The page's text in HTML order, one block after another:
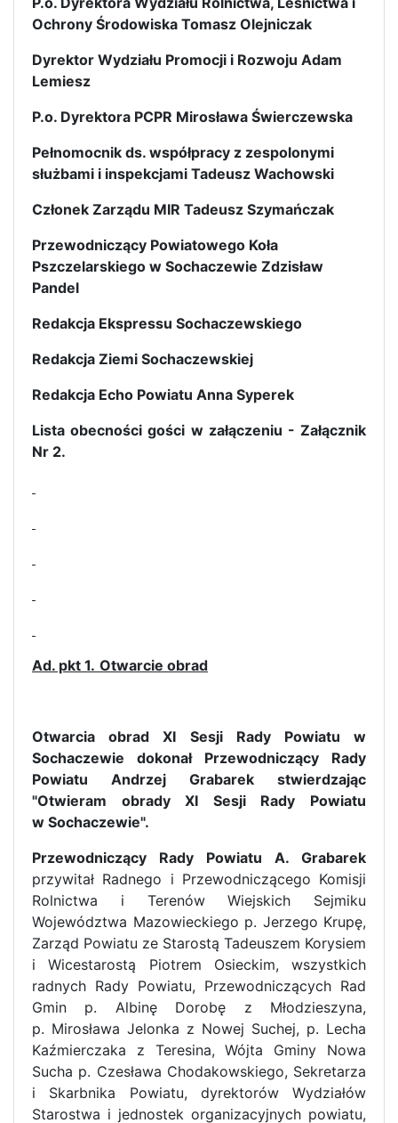
Ochrony Środowiska Tomasz Olejniczak
Dyrektor Wydziału Promocji i Rozwoju Adam
Lemiesz
P.o. Dyrektora PCPR Mirosława Świerczewska
Pełnomocnik ds. współpracy z zespolonymi
służbami i inspekcjami Tadeusz Wachowski
Członek Zarządu MIR Tadeusz Szymańczak
Przewodniczący Powiatowego Koła
Pszczelarskiego w Sochaczewie Zdzisław
Pandel
Redakcja Ekspressu Sochaczewskiego
Redakcja Ziemi Sochaczewskiej
Redakcja Echo Powiatu Anna Syperek
Lista obecności gości w załączeniu - Załącznik
Nr 2.
Ad. pkt 1. Otwarcie obrad
Otwarcia obrad XI Sesji Rady Powiatu w
Sochaczewie dokonał Przewodniczący Rady
Powiatu Andrzej Grabarek stwierdzając
"Otwieram obrady XI Sesji Rady Powiatu
w Sochaczewie".
Przewodniczący Rady Powiatu A. Grabarek
przywitał Radnego i Przewodniczącego Komisji
Rolnictwa i Terenów Wiejskich Sejmiku
Województwa Mazowieckiego p. Jerzego Krupę,
Zarząd Powiatu ze Starostą Tadeuszem Korysiem
i Wicestarostą Piotrem Osieckim, wszystkich
radnych Rady Powiatu, Przewodniczących Rad
Gmin p. Albinę Dorobę z Młodzieszyna,
p. Mirosława Jelonka z Nowej Suchej, p. Lecha
Kaźmierczaka z Teresina, Wójta Gminy Nowa
Sucha p. Czesława Chodakowskiego, Sekretarza
i Skarbnika Powiatu, dyrektorów Wydziałów
Starostwa i jednostek organizacyjnych powiatu,